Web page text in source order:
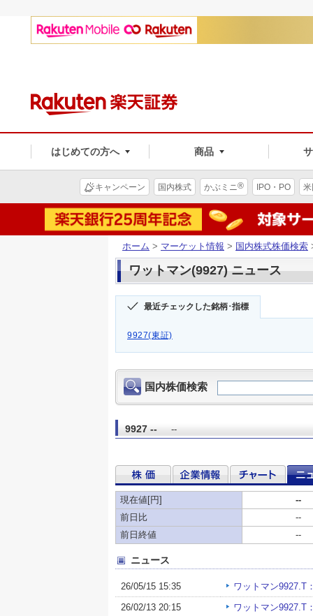
はじめての方へ 商品
キャンペーン 国内株式 かぶミニ® IPO・PO
ホーム > マーケット情報 > 国内株式株価検索
ワットマン(9927) ニュース
最近チェックした銘柄･指標
9927(東証)